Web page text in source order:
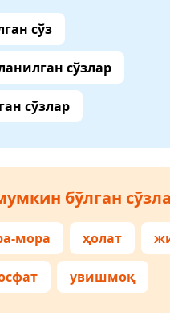
сўз
сўзлар
сўзлар
бўлган
мора ҳолат
увишмоқ